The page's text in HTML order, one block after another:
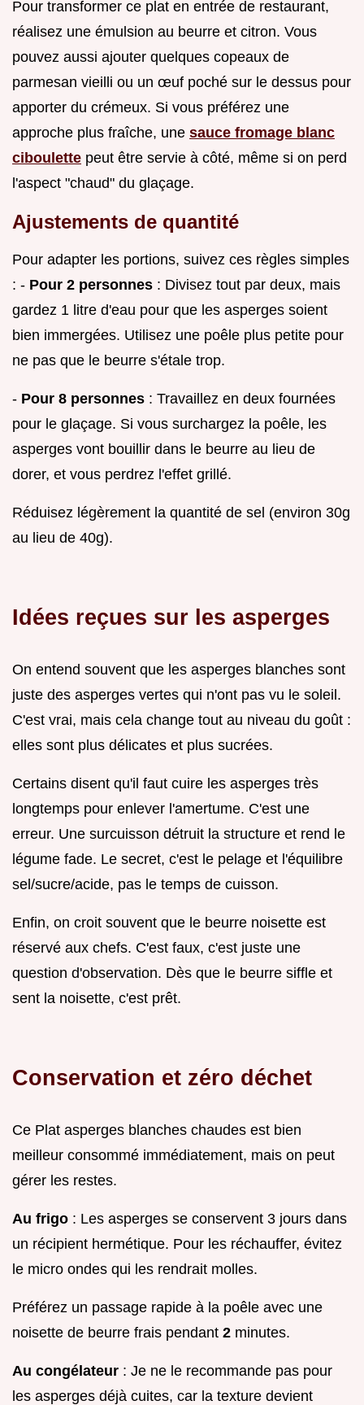
Pour transformer ce plat en entrée de restaurant,
réalisez une émulsion au beurre et citron. Vous
pouvez aussi ajouter quelques copeaux de
parmesan vieilli ou un œuf poché sur le dessus pour
apporter du crémeux. Si vous préférez une
approche plus fraîche, une sauce fromage blanc
ciboulette peut être servie à côté, même si on perd
l'aspect "chaud" du glaçage.
Ajustements de quantité
Pour adapter les portions, suivez ces règles simples
: - Pour 2 personnes : Divisez tout par deux, mais
gardez 1 litre d'eau pour que les asperges soient
bien immergées. Utilisez une poêle plus petite pour
ne pas que le beurre s'étale trop.
- Pour 8 personnes : Travaillez en deux fournées
pour le glaçage. Si vous surchargez la poêle, les
asperges vont bouillir dans le beurre au lieu de
dorer, et vous perdrez l'effet grillé.
Réduisez légèrement la quantité de sel (environ 30g
au lieu de 40g).
Idées reçues sur les asperges
On entend souvent que les asperges blanches sont
juste des asperges vertes qui n'ont pas vu le soleil.
C'est vrai, mais cela change tout au niveau du goût :
elles sont plus délicates et plus sucrées.
Certains disent qu'il faut cuire les asperges très
longtemps pour enlever l'amertume. C'est une
erreur. Une surcuisson détruit la structure et rend le
légume fade. Le secret, c'est le pelage et l'équilibre
sel/sucre/acide, pas le temps de cuisson.
Enfin, on croit souvent que le beurre noisette est
réservé aux chefs. C'est faux, c'est juste une
question d'observation. Dès que le beurre siffle et
sent la noisette, c'est prêt.
Conservation et zéro déchet
Ce Plat asperges blanches chaudes est bien
meilleur consommé immédiatement, mais on peut
gérer les restes.
Au frigo : Les asperges se conservent 3 jours dans
un récipient hermétique. Pour les réchauffer, évitez
le micro ondes qui les rendrait molles.
Préférez un passage rapide à la poêle avec une
noisette de beurre frais pendant 2 minutes.
Au congélateur : Je ne le recommande pas pour
les asperges déjà cuites, car la texture devient